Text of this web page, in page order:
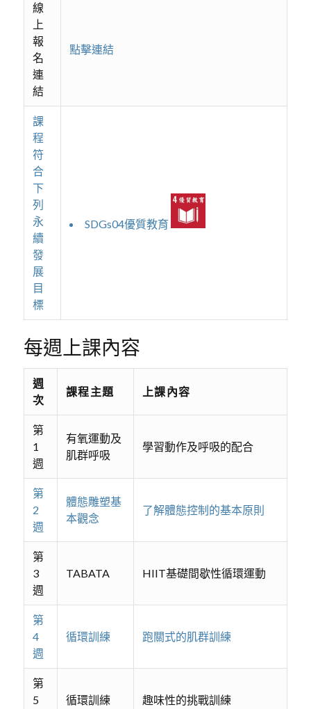
線
上
報
名
連
結
點擊連結
課
程
符
合
下
列
永
續
發
展
目
標
SDGs04優質教育
每週上課內容
週
次
課程主題 上課內容
第
1
週
有氧運動及
肌群呼吸
學習動作及呼吸的配合
第
2
週
體態雕塑基
本觀念
了解體態控制的基本原則
第
3
週
TABATA HIIT基礎間歇性循環運動
第
4
週
循環訓練 跑關式的肌群訓練
第
5
循環訓練 趣味性的挑戰訓練